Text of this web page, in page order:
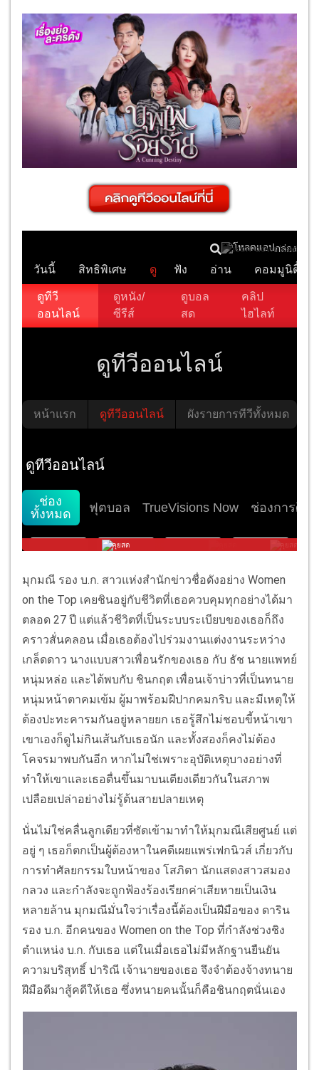
มุกมณี รอง บ.ก. สาวแห่งสำนักข่าวชื่อดังอย่าง Women
on the Top เคยชินอยู่กับชีวิตที่เธอควบคุมทุกอย่างได้มา
ตลอด 27 ปี แต่แล้วชีวิตที่เป็นระบบระเบียบของเธอก็ถึง
คราวสั่นคลอน เมื่อเธอต้องไปร่วมงานแต่งงานระหว่าง
เกล็ดดาว นางแบบสาวเพื่อนรักของเธอ กับ ธัช นายแพทย์
หนุ่มหล่อ และได้พบกับ ชินกฤต เพื่อนเจ้าบ่าวที่เป็นทนาย
หนุ่มหน้าตาคมเข้ม ผู้มาพร้อมฝีปากคมกริบ และมีเหตุให้
ต้องปะทะคารมกันอยู่หลายยก เธอรู้สึกไม่ชอบขี้หน้าเขา
เขาเองก็ดูไม่กินเส้นกับเธอนัก และทั้งสองก็คงไม่ต้อง
โคจรมาพบกันอีก หากไม่ใช่เพราะอุบัติเหตุบางอย่างที่
ทำให้เขาและเธอตื่นขึ้นมาบนเตียงเดียวกันในสภาพ
เปลือยเปล่าอย่างไม่รู้ต้นสายปลายเหตุ
นั่นไม่ใช่คลื่นลูกเดียวที่ซัดเข้ามาทำให้มุกมณีเสียศูนย์ แต่
อยู่ ๆ เธอก็ตกเป็นผู้ต้องหาในคดีเผยแพร่เฟกนิวส์ เกี่ยวกับ
การทำศัลยกรรมใบหน้าของ โสภิตา นักแสดงสาวสมอง
กลวง และกำลังจะถูกฟ้องร้องเรียกค่าเสียหายเป็นเงิน
หลายล้าน มุกมณีมั่นใจว่าเรื่องนี้ต้องเป็นฝีมือของ ดาริน
รอง บ.ก. อีกคนของ Women on the Top ที่กำลังช่วงชิง
ตำแหน่ง บ.ก. กับเธอ แต่ในเมื่อเธอไม่มีหลักฐานยืนยัน
ความบริสุทธิ์ ปาริณี เจ้านายของเธอ จึงจำต้องจ้างทนาย
ฝีมือดีมาสู้คดีให้เธอ ซึ่งทนายคนนั้นก็คือชินกฤตนั่นเอง